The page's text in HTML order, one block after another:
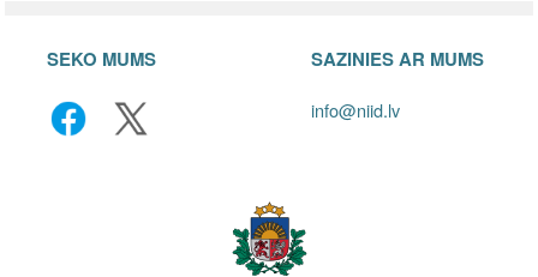
SEKO MUMS SAZINIES AR MUMS
info@niid.lv